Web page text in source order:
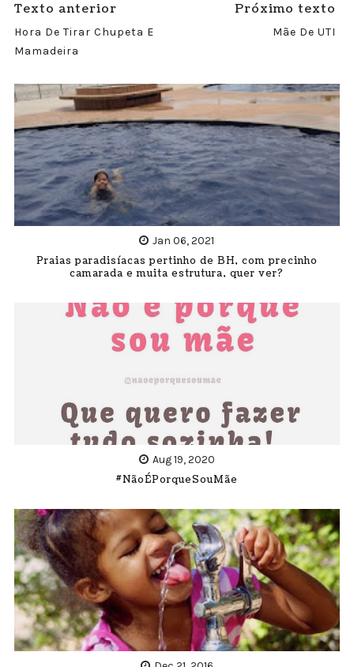
Texto anterior
Hora De Tirar Chupeta E
Mamadeira
Próximo texto
Mãe De UTI
Jan 06, 2021
Praias paradisíacas pertinho de BH, com precinho
camarada e muita estrutura, quer ver?
Aug 19, 2020
#NãoÉPorqueSouMãe